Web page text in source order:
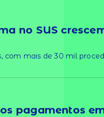
no SUS
com mais de 30 mil
pagamentos